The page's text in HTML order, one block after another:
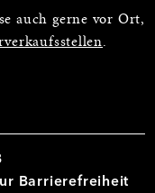
auch gerne vor Ort,
.
Barrierefreiheit